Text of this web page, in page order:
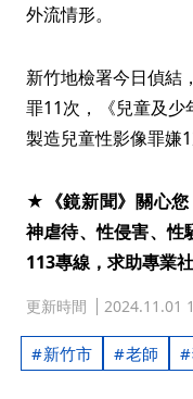
外流情形。
新竹地檢署今日偵結
罪11次，《兒童及少
製造兒童性影像罪嫌
★《鏡新聞》關心您
神虐待、性侵害、性
113專線，求助專業社
更新時間 2024.11.01
新竹市 老師